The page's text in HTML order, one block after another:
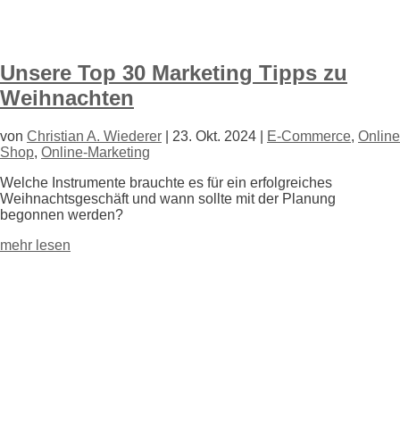
Unsere Top 30 Marketing Tipps zu
Weihnachten
von Christian A. Wiederer 23. Okt. 2024 E-Commerce, Online
Shop, Online-Marketing
Welche Instrumente brauchte es für ein erfolgreiches
Weihnachtsgeschäft und wann sollte mit der Planung
begonnen werden?
mehr lesen